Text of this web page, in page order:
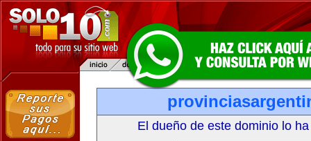
El dueño de este dominio lo